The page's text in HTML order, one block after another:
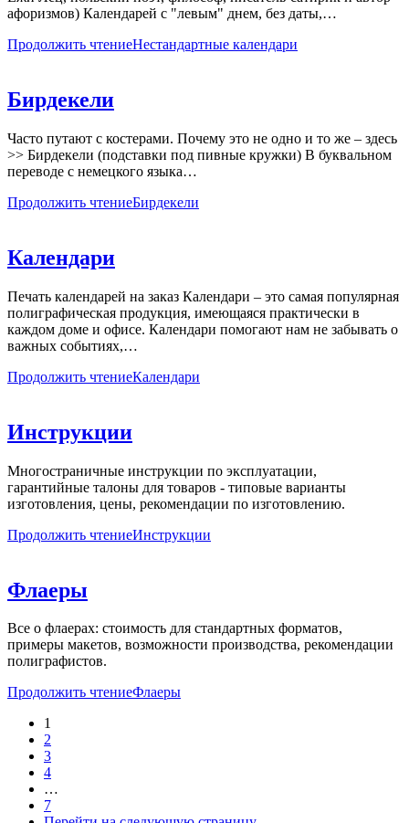
афоризмов) Календарей с "левым" днем, без даты,…
Продолжить чтениеНестандартные календари
Бирдекели
Часто путают с костерами. Почему это не одно и то же – здесь
>> Бирдекели (подставки под пивные кружки) В буквальном
переводе с немецкого языка…
Продолжить чтениеБирдекели
Календари
Печать календарей на заказ Календари – это самая популярная
полиграфическая продукция, имеющаяся практически в
каждом доме и офисе. Календари помогают нам не забывать о
важных событиях,…
Продолжить чтениеКалендари
Инструкции
Многостраничные инструкции по эксплуатации,
гарантийные талоны для товаров - типовые варианты
изготовления, цены, рекомендации по изготовлению.
Продолжить чтениеИнструкции
Флаеры
Все о флаерах: стоимость для стандартных форматов,
примеры макетов, возможности производства, рекомендации
полиграфистов.
Продолжить чтениеФлаеры
1
2
3
4
…
7